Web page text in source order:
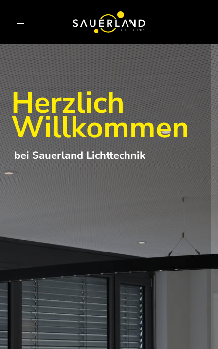
Toggle
Herzlich
Willkommen
bei Sauerland Lichttechnik